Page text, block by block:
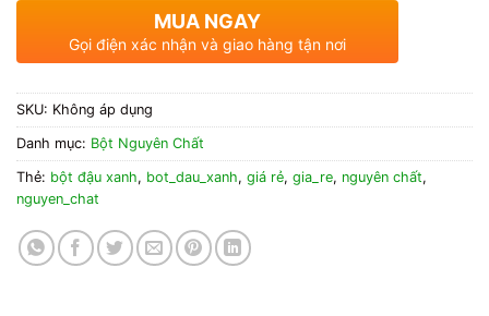
MUA NGAY
Gọi điện xác nhận và giao hàng tận nơi
SKU: Không áp dụng
Danh mục: Bột Nguyên Chất
Thẻ: bột đậu xanh, bot_dau_xanh, giá rẻ, gia_re, nguyên chất,
nguyen_chat